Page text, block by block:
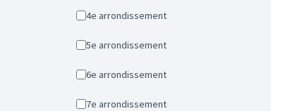
4e arrondissement
5e arrondissement
6e arrondissement
7e arrondissement